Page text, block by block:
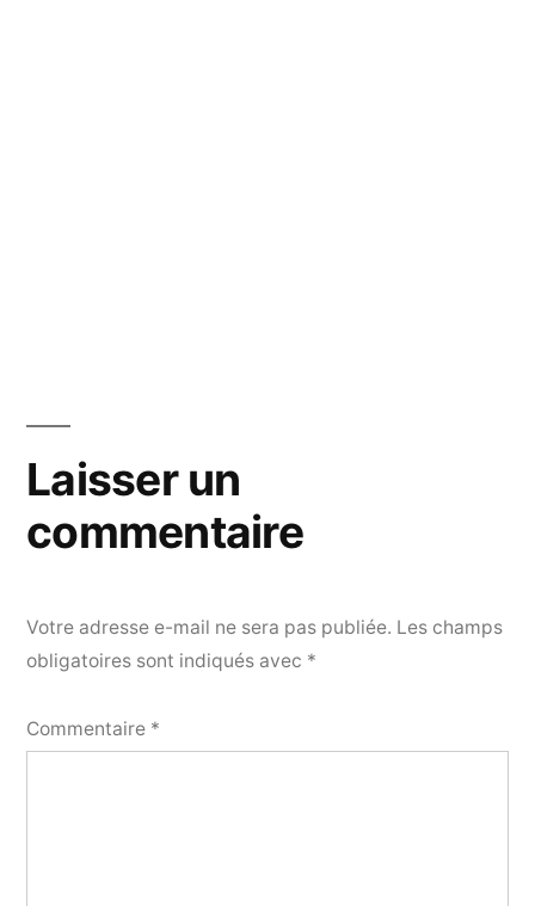
Laisser un
commentaire
Votre adresse e-mail ne sera pas publiée. Les champs
obligatoires sont indiqués avec *
Commentaire *